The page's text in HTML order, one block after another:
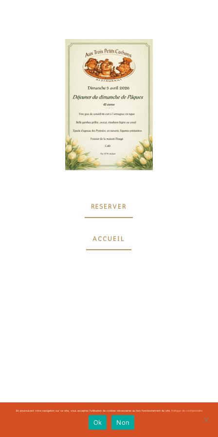
RÉSERVER
ACCUEIL
En poursuivant votre navigation sur ce site, vous acceptez l’utilisation de cookies nécessaires au bon fonctionnement du site. Politique de confidentialité
Ok Non